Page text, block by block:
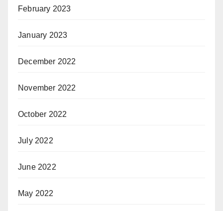
February 2023
January 2023
December 2022
November 2022
October 2022
July 2022
June 2022
May 2022